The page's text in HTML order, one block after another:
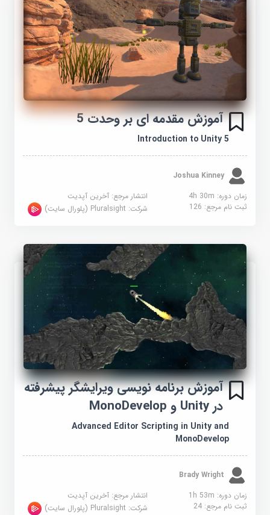
آموزش مقدمه ای بر وحدت 5
Introduction to Unity 5
Joshua Kinney
زمان دوره: 4h 30m
انتشار مرجع:آخرین آپدیت
ثبت نام مرجع:126 شرکت:Pluralsight (پلورال سایت)
آموزش برنامه نویسی ویرایشگر پیشرفته
در Unity و MonoDevelop
Advanced Editor Scripting in Unity and
MonoDevelop
Brady Wright
زمان دوره: 1h 53m
انتشار مرجع:آخرین آپدیت
ثبت نام مرجع:24 شرکت:Pluralsight (پلورال سایت)